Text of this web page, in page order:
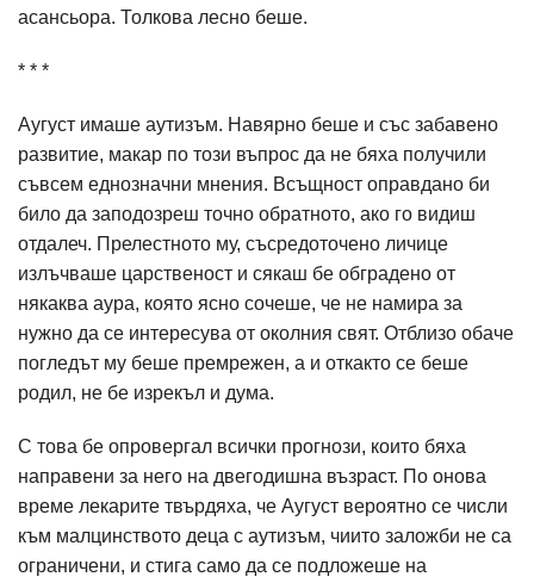
асансьора. Толкова лесно беше.
* * *
Аугуст имаше аутизъм. Навярно беше и със забавено
развитие, макар по този въпрос да не бяха получили
съвсем еднозначни мнения. Всъщност оправдано би
било да заподозреш точно обратното, ако го видиш
отдалеч. Прелестното му, съсредоточено личице
излъчваше царственост и сякаш бе обградено от
някаква аура, която ясно сочеше, че не намира за
нужно да се интересува от околния свят. Отблизо обаче
погледът му беше премрежен, а и откакто се беше
родил, не бе изрекъл и дума.
С това бе опровергал всички прогнози, които бяха
направени за него на двегодишна възраст. По онова
време лекарите твърдяха, че Аугуст вероятно се числи
към малцинството деца с аутизъм, чиито заложби не са
ограничени, и стига само да се подложеше на